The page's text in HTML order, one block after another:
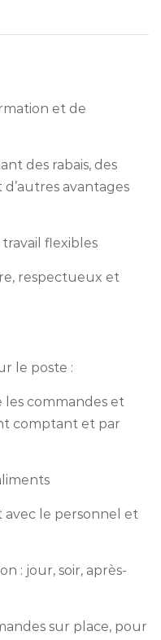
et de
des rabais, des
avantages
flexibles
respectueux et
le poste :
les commandes et
comptant et par
avec le personnel et
: jour, soir, après-
sur place, pour